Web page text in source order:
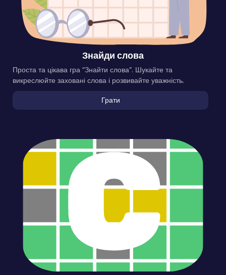
Знайди слова
Проста та цікава гра “Знайти слова”. Шукайте та
викреслюйте заховані слова і розвивайте уважність.
Грати